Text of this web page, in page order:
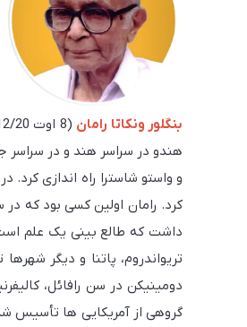
بنگلور ونکاتا رامان
هندو در سراسر هند و در سراسر
دومینیکن در سن رافائل،